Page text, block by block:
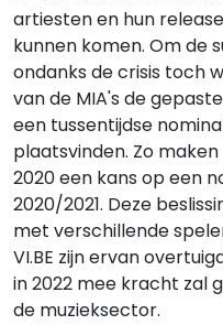
artiesten en hun
kunnen komen. Om de
ondanks de crisis toch
van de MIA's de
een tussentijdse
plaatsvinden. Zo
2020 een kans op een
2020/2021. Deze
met verschillende
VI.BE zijn ervan
in 2022 mee kracht zal
de muzieksector.